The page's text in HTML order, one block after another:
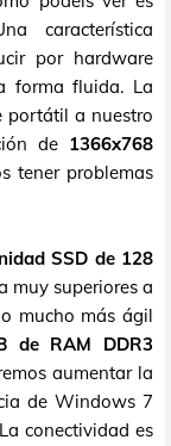
característica
por hardware
forma fluida. La
portátil a nuestro
de 1366x768
tener problemas
SSD de 128
muy superiores a
mucho más ágil
de RAM DDR3
aumentar la
de Windows 7
conectividad es